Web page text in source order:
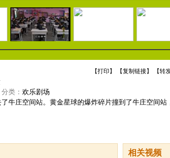
【打印 】 【复制链接】 【转
： 欢乐剧场
牛庄空间站。黄金星球的爆炸碎片撞到了牛庄空间
相关视频